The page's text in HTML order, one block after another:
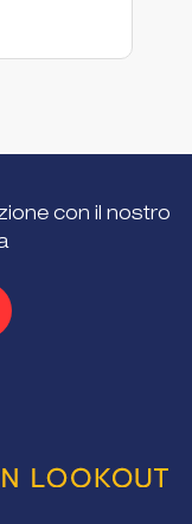
con il nostro